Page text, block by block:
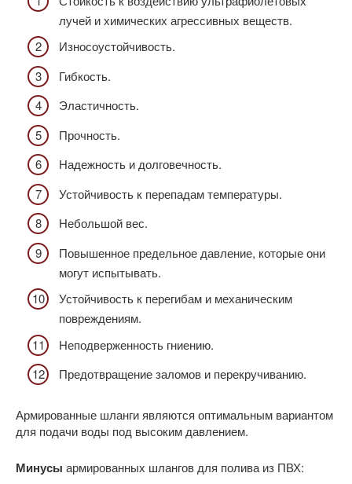
лучей и химических агрессивных веществ.
Износоустойчивость.
Гибкость.
Эластичность.
Прочность.
Надежность и долговечность.
Устойчивость к перепадам температуры.
Небольшой вес.
Повышенное предельное давление, которые они
могут испытывать.
Устойчивость к перегибам и механическим
повреждениям.
Неподверженность гниению.
Предотвращение заломов и перекручиванию.
Армированные шланги являются оптимальным вариантом
для подачи воды под высоким давлением.
Минусы армированных шлангов для полива из ПВХ: